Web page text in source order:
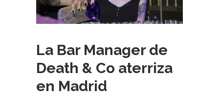
La Bar Manager de
Death & Co aterriza
en Madrid